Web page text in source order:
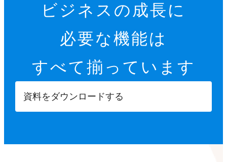
ビジネスの成長に
必要な機能は
すべて揃っています
資料をダウンロードする